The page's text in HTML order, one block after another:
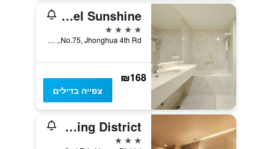
Hotel Sunshine
4 כוכבים
No.75, Jhonghua 4th Rd., קאושיונג, טייוואן
₪168
צפייה בדילים
Kindness Hotel Sanduo Shopping District
3 כוכבים